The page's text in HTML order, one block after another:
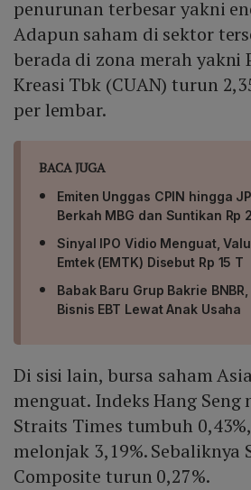
penurunan terbesar yakni
Adapun saham di sektor
berada di zona merah yakni
Kreasi Tbk (CUAN) turun
per lembar.
BACA JUGA
Emiten Unggas CPIN hingga
Berkah MBG dan Suntikan Rp
Sinyal IPO Vidio Menguat,
Emtek (EMTK) Disebut Rp 15 T
Babak Baru Grup Bakrie
Bisnis EBT Lewat Anak Usaha
Di sisi lain, bursa saham
menguat. Indeks Hang Seng
Straits Times tumbuh
melonjak 3,19%. Sebaliknya
Composite turun 0,27%.